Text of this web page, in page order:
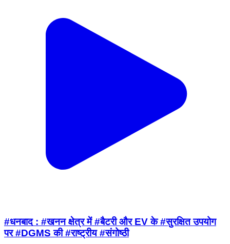
#धनबाद : #खनन क्षेत्र में #बैटरी और EV के #सुरक्षित उपयोग
पर #DGMS की #राष्ट्रीय #संगोष्ठी